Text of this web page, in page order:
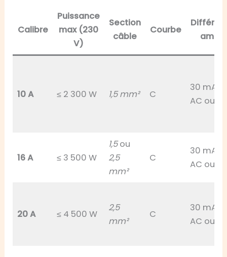
Calibre
Puissance
max (230
V)
Section
câble
Courbe
10 A ≤ 2 300 W 1,5 mm² C
30 mA
AC ou A
16 A ≤ 3 500 W
1,5ou
2,5
mm²
C
30 mA
AC ou A
20 A ≤ 4 500 W
2,5
mm²
C
30 mA
AC ou A